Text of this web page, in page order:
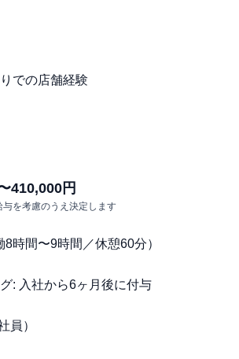
での店舗経験
410,000円
を考慮のうえ決定します
時間〜9時間／休憩60分）
: 入社から6ヶ月後に付与
員）